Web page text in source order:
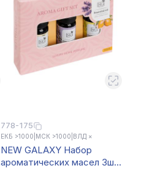
778-175
ЕКБ >1000 МСК >1000 ВЛД ×
NEW GALAXY Набор
ароматических масел 3шт,